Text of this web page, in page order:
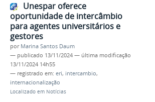
Unespar oferece
oportunidade de intercâmbio
para agentes universitários e
gestores
por Marina Santos Daum
— publicado 13/11/2024 — última modificação
13/11/2024 14h55
— registrado em: eri, intercambio,
internacionalização
Localizado em Notícias